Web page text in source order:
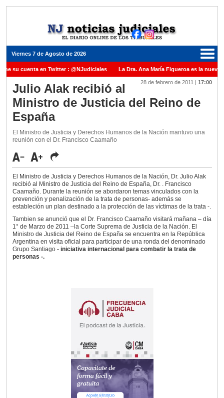
Viernes 7 de Agosto de 2026
su cuenta en Twitter : @NJudiciales La Dra. Ana María Figueroa es la nueva
Justicia de la Nación una medalla al Dr. Raul Zaffaroni en reconocimiento por su
Carles para cubrir vacante en la Corte Suprema de Justicia de la Nación
ante el Juez Daniel Rafecas
28 de febrero de 2011 | 17:00
Julio Alak recibió al
Ministro de Justicia del Reino de
España
El Ministro de Justicia y Derechos Humanos de la Nación mantuvo una
reunión con el Dr. Francisco Caamaño
El Ministro de Justicia y Derechos Humanos de la Nación, Dr. Julio Alak
recibió al Ministro de Justicia del Reino de España, Dr. . Francisco
Caamaño. Durante la reunión se abordaron temas vinculados con la
prevención y penalización de la trata de personas- además se
estableción un plan destinado a la protección de las víctimas de la trata -.
Tambien se anunció que el Dr. Francisco Caamaño visitará mañana – día
1° de Marzo de 2011 –la Corte Suprema de Justicia de la Nación. El
Ministro de Justicia del Reino de España se encuentra en la República
Argentina en visita oficial para participar de una ronda del denominado
Grupo Santiago - iniciativa internacional para combatir la trata de
personas -.